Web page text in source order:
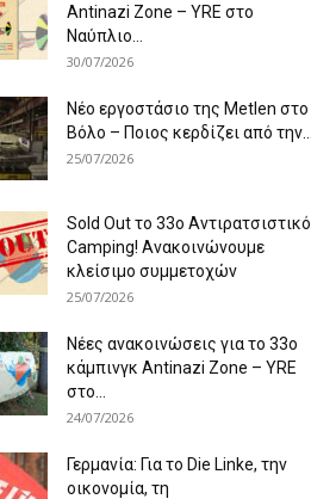
Antinazi Zone – YRE στο
Ναύπλιο...
30/07/2026
Νέο εργοστάσιο της Metlen στο
Βόλο – Ποιος κερδίζει από την...
25/07/2026
Sold Out το 33ο Αντιρατσιστικό
Camping! Ανακοινώνουμε
κλείσιμο συμμετοχών
25/07/2026
Νέες ανακοινώσεις για το 33ο
κάμπινγκ Antinazi Zone – YRE
στο...
24/07/2026
Γερμανία: Για το Die Linke, την
οικονομία, τη